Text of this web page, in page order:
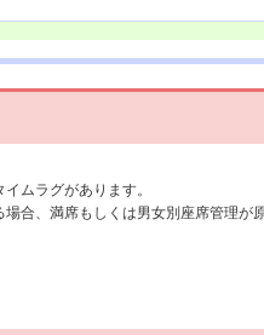
ムラグがあります。
合、満席もしくは男女別座席管理が